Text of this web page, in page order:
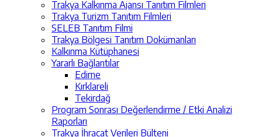
Trakya Kalkınma Ajansı Tanıtım Filmleri
Trakya Turizm Tanıtım Filmleri
SELEB Tanıtım Filmi
Trakya Bölgesi Tanıtım Dokümanları
Kalkınma Kütüphanesi
Yararlı Bağlantılar
Edirne
Kırklareli
Tekirdağ
Program Sonrası Değerlendirme / Etki Analizi
Raporları
Trakya İhracat Verileri Bülteni